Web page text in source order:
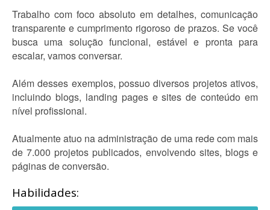
Trabalho com foco absoluto em detalhes, comunicação
transparente e cumprimento rigoroso de prazos. Se você
busca uma solução funcional, estável e pronta para
escalar, vamos conversar.
Além desses exemplos, possuo diversos projetos ativos,
incluindo blogs, landing pages e sites de conteúdo em
nível profissional.
Atualmente atuo na administração de uma rede com mais
de 7.000 projetos publicados, envolvendo sites, blogs e
páginas de conversão.
Habilidades: